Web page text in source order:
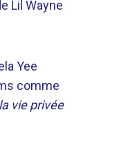
Lil Wayne
Yee
comme
vie privée